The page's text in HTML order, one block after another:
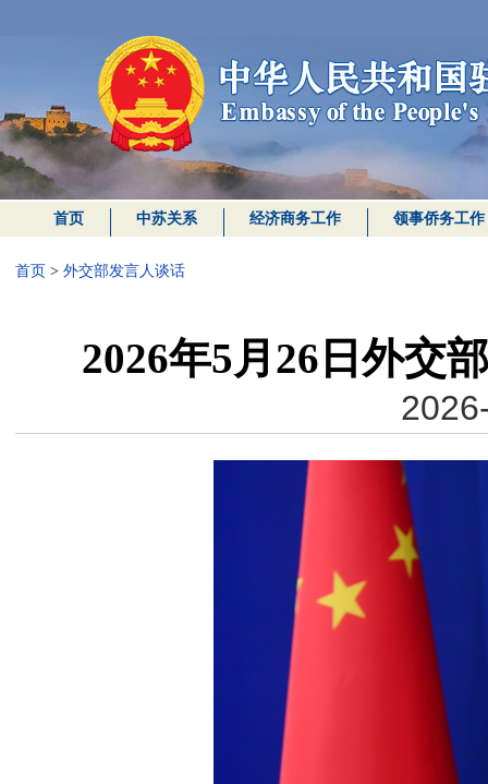
首页 中苏关系 经济商务工作 领事侨务工作
首页 > 外交部发言人谈话
2026年5月26日外交